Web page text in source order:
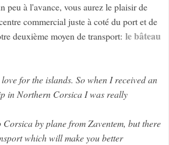
peu à l'avance, vous aurez le plaisir de
commercial juste à coté du port et de
deuxième moyen de transport: le bâteau
for the islands. So when I received an
in Northern Corsica I was really
Corsica by plane from Zaventem, but there
which will make you better